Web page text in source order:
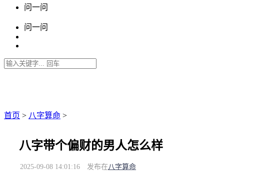
问一问
问一问
首页 > 八字算命 >
八字带个偏财的男人怎么样
2025-09-08 14:01:16 发布在八字算命